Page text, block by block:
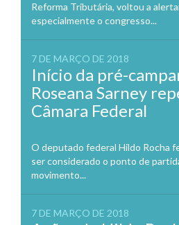
Reforma Tributária, voltou a
especialmente o congresso...
7 DE MARÇO DE 2018
Início da pré-
Roseana Sarney
Câmara Federal
O deputado federal Hildo Rocha
ser considerado o ponto de
movimento...
7 DE MARÇO DE 2018